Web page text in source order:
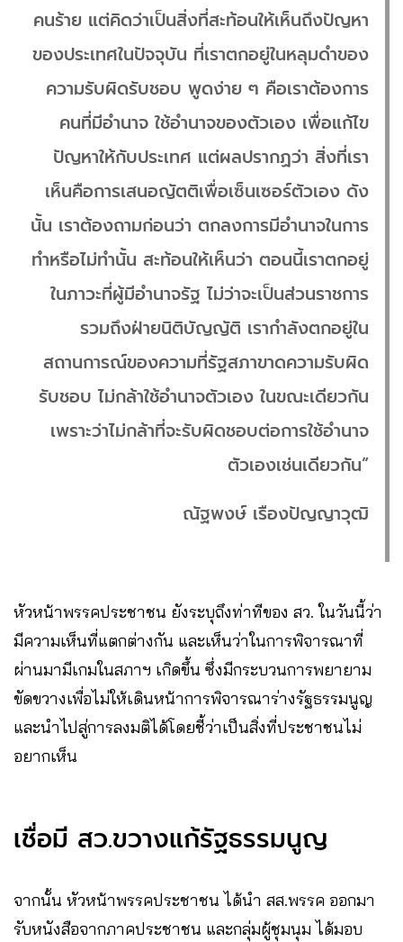
คนร้าย แต่คิดว่าเป็นสิ่งที่สะท้อนให้เห็นถึงปัญหา
ของประเทศในปัจจุบัน ที่เราตกอยู่ในหลุมดําของ
ความรับผิดรับชอบ พูดง่าย ๆ คือเราต้องการ
คนที่มีอำนาจ ใช้อำนาจของตัวเอง เพื่อแก้ไข
ปัญหาให้กับประเทศ แต่ผลปรากฏว่า สิ่งที่เรา
เห็นคือการเสนอญัตติเพื่อเซ็นเซอร์ตัวเอง ดัง
นั้น เราต้องถามก่อนว่า ตกลงการมีอำนาจในการ
ทำหรือไม่ทำนั้น สะท้อนให้เห็นว่า ตอนนี้เราตกอยู่
ในภาวะที่ผู้มีอำนาจรัฐ ไม่ว่าจะเป็นส่วนราชการ
รวมถึงฝ่ายนิติบัญญัติ เรากำลังตกอยู่ใน
สถานการณ์ของความที่รัฐสภาขาดความรับผิด
รับชอบ ไม่กล้าใช้อำนาจตัวเอง ในขณะเดียวกัน
เพราะว่าไม่กล้าที่จะรับผิดชอบต่อการใช้อำนาจ
ตัวเองเช่นเดียวกัน”
ณัฐพงษ์ เรืองปัญญาวุฒิ
หัวหน้าพรรคประชาชน ยังระบุถึงท่าทีของ สว. ในวันนี้ว่า
มีความเห็นที่แตกต่างกัน และเห็นว่าในการพิจารณาที่
ผ่านมามีเกมในสภาฯ เกิดขึ้น ซึ่งมีกระบวนการพยายาม
ขัดขวางเพื่อไม่ให้เดินหน้าการพิจารณาร่างรัฐธรรมนูญ
และนำไปสู่การลงมติได้โดยชี้ว่าเป็นสิ่งที่ประชาชนไม่
อยากเห็น
เชื่อมี สว.ขวางแก้รัฐธรรมนูญ
จากนั้น หัวหน้าพรรคประชาชน​ ได้นำ​ สส.พรรค​ ออกมา
รับหนังสือจากภาคประชาชน​ และกลุ่มผู้ชุมนุม ได้มอบ